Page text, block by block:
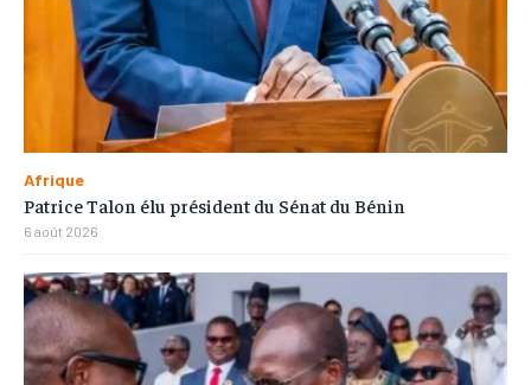
Afrique
Patrice Talon élu président du Sénat du Bénin
6 août 2026